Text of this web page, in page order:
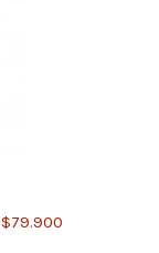
$79.900